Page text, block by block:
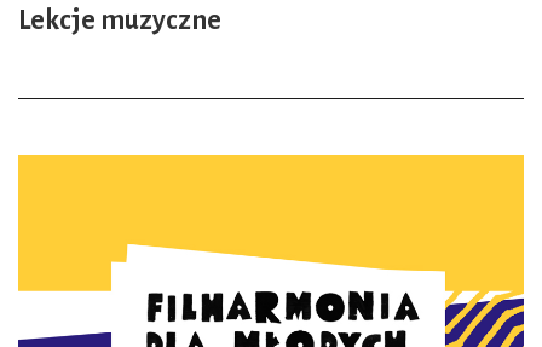
Lekcje muzyczne